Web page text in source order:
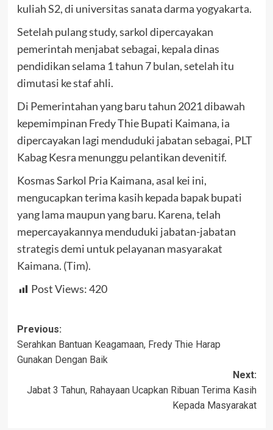
kuliah S2, di universitas sanata darma yogyakarta.
Setelah pulang study, sarkol dipercayakan
pemerintah menjabat sebagai, kepala dinas
pendidikan selama 1 tahun 7 bulan, setelah itu
dimutasi ke staf ahli.
Di Pemerintahan yang baru tahun 2021 dibawah
kepemimpinan Fredy Thie Bupati Kaimana, ia
dipercayakan lagi menduduki jabatan sebagai, PLT
Kabag Kesra menunggu pelantikan devenitif.
Kosmas Sarkol Pria Kaimana, asal kei ini,
mengucapkan terima kasih kepada bapak bupati
yang lama maupun yang baru. Karena, telah
mepercayakannya menduduki jabatan-jabatan
strategis demi untuk pelayanan masyarakat
Kaimana. (Tim).
Post Views:420
Post
navigation
Previous:
Serahkan Bantuan Keagamaan, Fredy Thie Harap
Gunakan Dengan Baik
Next:
Jabat 3 Tahun, Rahayaan Ucapkan Ribuan Terima Kasih
Kepada Masyarakat